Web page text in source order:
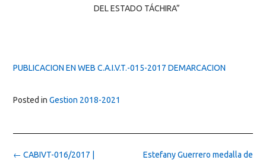
DEL ESTADO TÁCHIRA”
PUBLICACION EN WEB C.A.I.V.T.-015-2017 DEMARCACION
Posted in Gestion 2018-2021
Post
Estefany Guerrero medalla de
← CABIVT-016/2017 |